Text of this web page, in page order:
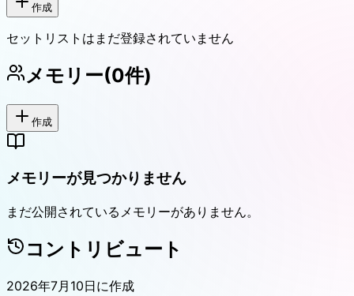
作成
セットリストはまだ登録されていません
メモリー(0件)
作成
メモリーが見つかりません
まだ公開されているメモリーがありません。
コントリビュート
2026年7月10日に作成